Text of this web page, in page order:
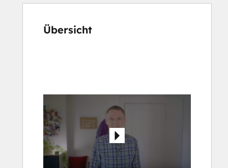
Übersicht
andere
Elemente
anzuzeigen